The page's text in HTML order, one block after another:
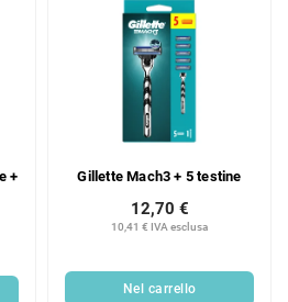
+
Gillette Mach3 + 5 testine
10,41 € IVA esclusa
12,70 €
Nel carrello